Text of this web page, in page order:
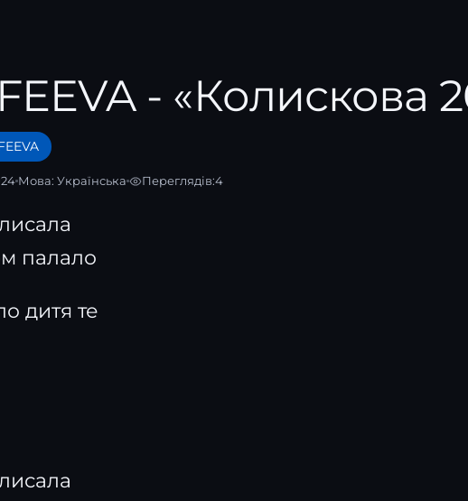
- «Колискова
Мова: Українська Переглядів:4
палало
дитя те